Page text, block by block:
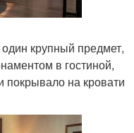
крупный предмет,
в гостиной,
покрывало на кровати